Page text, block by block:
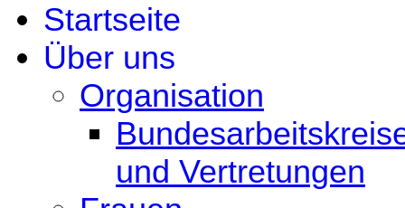
Startseite
Über uns
Organisation
und Vertretungen